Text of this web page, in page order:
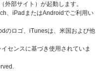
外部サイト）が起動します。
、iPadまたはAndroidでご利用い
のロゴ、iTunesは、米国および他
センスに基づき使用されていま